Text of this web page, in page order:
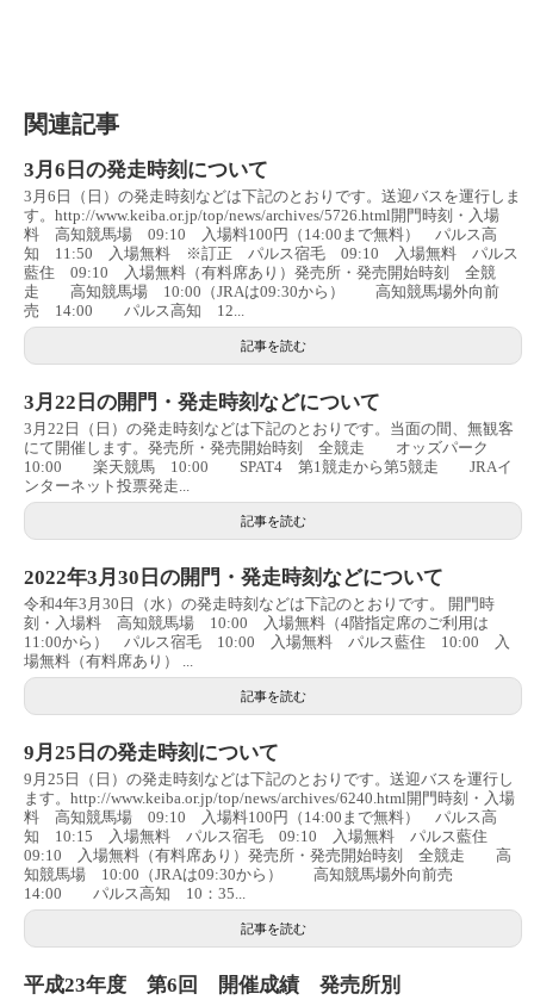
関連記事
3月6日の発走時刻について
3月6日（日）の発走時刻などは下記のとおりです。送迎バスを運行しま
す。http://www.keiba.or.jp/top/news/archives/5726.html開門時刻・入場
料 高知競馬場 09:10 入場料100円（14:00まで無料） パルス高
知 11:50 入場無料 ※訂正 パルス宿毛 09:10 入場無料 パルス
藍住 09:10 入場無料（有料席あり）発売所・発売開始時刻 全競
走 高知競馬場 10:00（JRAは09:30から） 高知競馬場外向前
売 14:00 パルス高知 12...
記事を読む
3月22日の開門・発走時刻などについて
3月22日（日）の発走時刻などは下記のとおりです。当面の間、無観客
にて開催します。発売所・発売開始時刻 全競走 オッズパーク
10:00 楽天競馬 10:00 SPAT4 第1競走から第5競走 JRAイ
ンターネット投票発走...
記事を読む
2022年3月30日の開門・発走時刻などについて
令和4年3月30日（水）の発走時刻などは下記のとおりです。 開門時
刻・入場料 高知競馬場 10:00 入場無料（4階指定席のご利用は
11:00から） パルス宿毛 10:00 入場無料 パルス藍住 10:00 入
場無料（有料席あり） ...
記事を読む
9月25日の発走時刻について
9月25日（日）の発走時刻などは下記のとおりです。送迎バスを運行し
ます。http://www.keiba.or.jp/top/news/archives/6240.html開門時刻・入場
料 高知競馬場 09:10 入場料100円（14:00まで無料） パルス高
知 10:15 入場無料 パルス宿毛 09:10 入場無料 パルス藍住
09:10 入場無料（有料席あり）発売所・発売開始時刻 全競走 高
知競馬場 10:00（JRAは09:30から） 高知競馬場外向前売
14:00 パルス高知 10：35...
記事を読む
平成23年度 第6回 開催成績 発売所別